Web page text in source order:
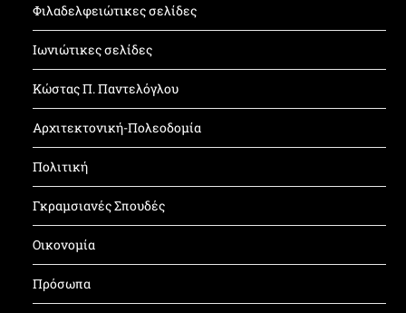
Φιλαδελφειώτικες σελίδες
Ιωνιώτικες σελίδες
Κώστας Π. Παντελόγλου
Αρχιτεκτονική-Πολεοδομία
Πολιτική
Γκραμσιανές Σπουδές
Οικονομία
Πρόσωπα